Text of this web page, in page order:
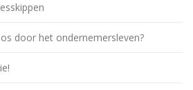
door het ondernemersleven?